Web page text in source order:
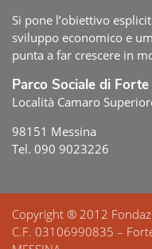
Si pone l’obiettivo
sviluppo economico e
punta a far crescere in
Parco Sociale di
Località Camaro
98151 Messina
Tel. 090 9023226
Copyright ® 2012
C.F. 03106990835 –